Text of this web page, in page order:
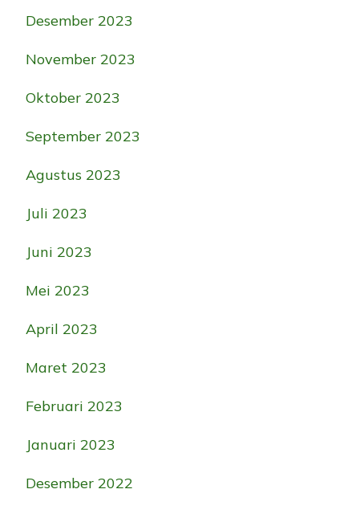
Desember 2023
November 2023
Oktober 2023
September 2023
Agustus 2023
Juli 2023
Juni 2023
Mei 2023
April 2023
Maret 2023
Februari 2023
Januari 2023
Desember 2022